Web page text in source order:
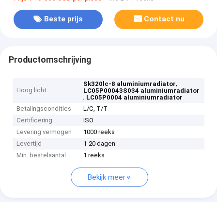
Beste prijs Contact nu
Productomschrijving
Hoog licht
Sk320lc-8 aluminiumradiator,
LC05P00043S034 aluminiumradiator
, LC05P0004 aluminiumradiator
Betalingscondities
L/C, T/T
Certificering
ISO
Levering vermogen
1000 reeks
Levertijd
1-20 dagen
Min. bestelaantal
1 reeks
Bekijk meer